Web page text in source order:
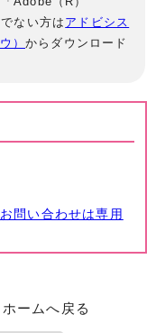
ない方はアドビシス
）からダウンロード
問い合わせは専用
ホームへ戻る